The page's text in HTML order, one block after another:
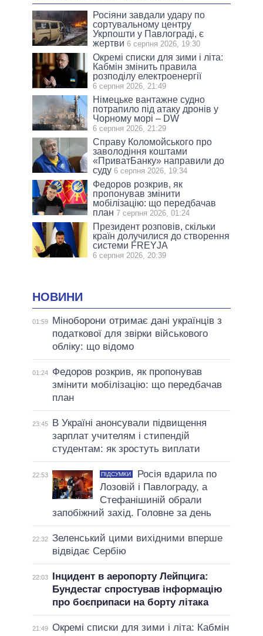
Росіяни завдали удару по
сортувальному центру
Укрпошти у Павлограді, є
жертви 6 серпня 2026, 19:30
Окремі списки для зими і літа:
Кабмін змінить правила
розподілу електроенергії
6 серпня 2026, 21:49
Німецьке вантажне судно
потрапило під атаку дронів у
Чорному морі – DW
6 серпня 2026, 21:29
Справу Коломойського про
заволодіння коштами
«ПриватБанку» направили до
суду 6 серпня 2026, 19:34
Федоров розкрив, як
пропонував змінити
мобілізацію: що передбачав
план 7 серпня 2026, 01:24
Президент розповів, скільки
країн долучилися до створення
системи FREYJA
6 серпня 2026, 20:39
НОВИНИ
01:59
Міноборони отримає дані українців з
податкової для звірки військового
обліку: що відомо
01:24
Федоров розкрив, як пропонував
змінити мобілізацію: що передбачав
план
23:45
В Україні анонсували підвищення
зарплат учителям і стипендій
студентам: як зростуть виплати
22:53 ПІДСУМКИ
Росія вдарила по
Лозовій і Павлограду, а
Стефанішиній обрали
запобіжний захід. Головне за день
22:32 Зеленський цими вихідними вперше
відвідає Сербію
22:03
Інцидент в аеропорту Лейпцига:
Бундестаг спростував інформацію
про боєприпаси на борту літака
21:49 Окремі списки для зими і літа: Кабмін